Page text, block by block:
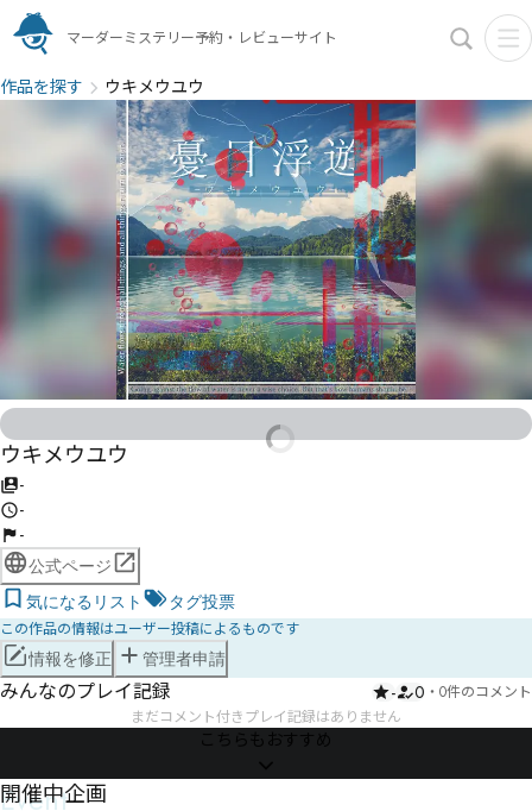
マーダーミステリー予約・レビューサイト
作品を探す ウキメウユウ
ウキメウユウ
-
-
-
公式ページ
気になるリスト
タグ投票
この作品の情報はユーザー投稿によるものです
情報を修正 管理者申請
みんなのプレイ記録 - 0 ・ 0件のコメント
まだコメント付きプレイ記録はありません
こちらもおすすめ
Event
開催中企画